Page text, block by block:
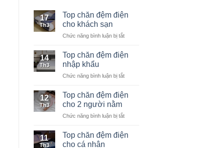
17
Th3
Top chăn đệm điện
cho khách sạn
Chức năng bình luận bị tắtở
chăn
cho
sạn
14
Th3
Top chăn đệm điện
nhập khẩu
Chức năng bình luận bị tắtở
chăn
nhập
12
Th3
Top chăn đệm điện
cho 2 người nằm
Chức năng bình luận bị tắtở
chăn
11
Th3
Top chăn đệm điện
cho cá nhân